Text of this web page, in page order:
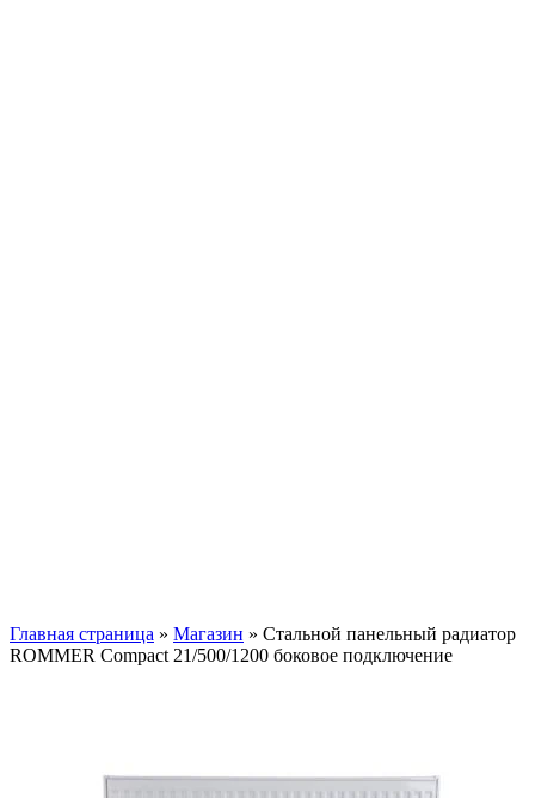
Главная страница » Магазин » Стальной панельный радиатор
ROMMER Compact 21/500/1200 боковое подключение